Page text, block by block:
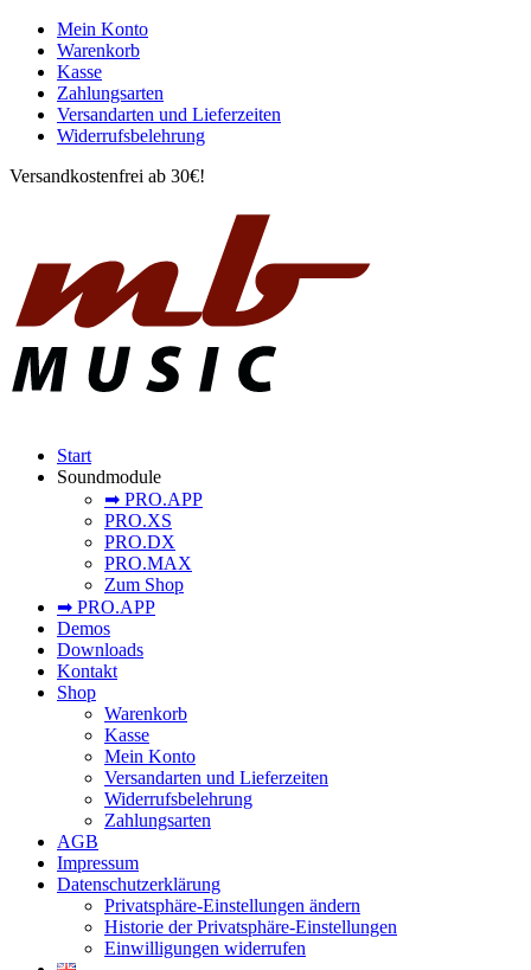
Mein Konto
Warenkorb
Kasse
Zahlungsarten
Versandarten und Lieferzeiten
Widerrufsbelehrung
Versandkostenfrei ab 30€!
Start
Soundmodule
➡︎ PRO.APP
PRO.XS
PRO.DX
PRO.MAX
Zum Shop
➡︎ PRO.APP
Demos
Downloads
Kontakt
Shop
Warenkorb
Kasse
Mein Konto
Versandarten und Lieferzeiten
Widerrufsbelehrung
Zahlungsarten
AGB
Impressum
Datenschutzerklärung
Privatsphäre-Einstellungen ändern
Historie der Privatsphäre-Einstellungen
Einwilligungen widerrufen